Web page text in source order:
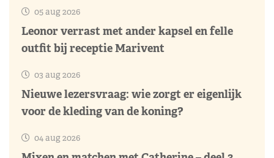
05 aug 2026
Leonor verrast met ander kapsel en felle
outfit bij receptie Marivent
03 aug 2026
Nieuwe lezersvraag: wie zorgt er eigenlijk
voor de kleding van de koning?
04 aug 2026